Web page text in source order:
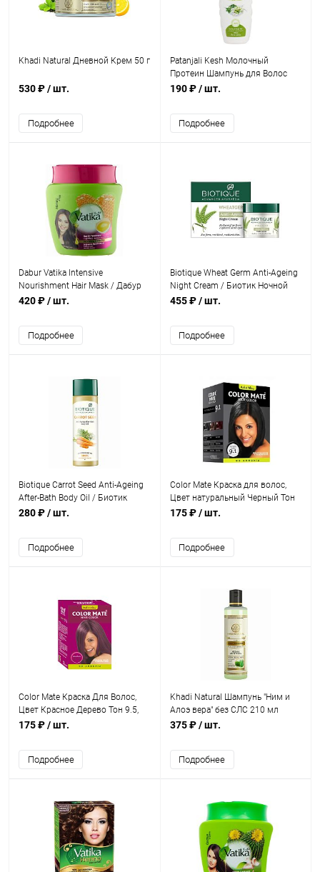
Khadi Natural Дневной Крем 50 г
530 ₽/ шт.
Подробнее
Patanjali Kesh Молочный
Протеин Шампунь для Волос
200 мл
190 ₽/ шт.
Подробнее
Dabur Vatika Intensive
Nourishment Hair Mask / Дабур
Ватика Маска для Волос
420 ₽/ шт.
Подробнее
Biotique Wheat Germ Anti-Ageing
Night Cream / Биотик Ночной
Антивозрастной Крем с
455 ₽/ шт.
Подробнее
Biotique Carrot Seed Anti-Ageing
After-Bath Body Oil / Биотик
Морковное Омолаживающее
280 ₽/ шт.
Подробнее
Color Mate Краска для волос,
Цвет натуральный Черный Тон
9.1, Без Аммиака (5 шт. х 15 г)
175 ₽/ шт.
Подробнее
Color Mate Краска Для Волос,
Цвет Красное Дерево Тон 9.5,
Без Аммиака (5 шт. х 15 г)
175 ₽/ шт.
Подробнее
Khadi Natural Шампунь "Ним и
Алоэ вера" без СЛС 210 мл
375 ₽/ шт.
Подробнее